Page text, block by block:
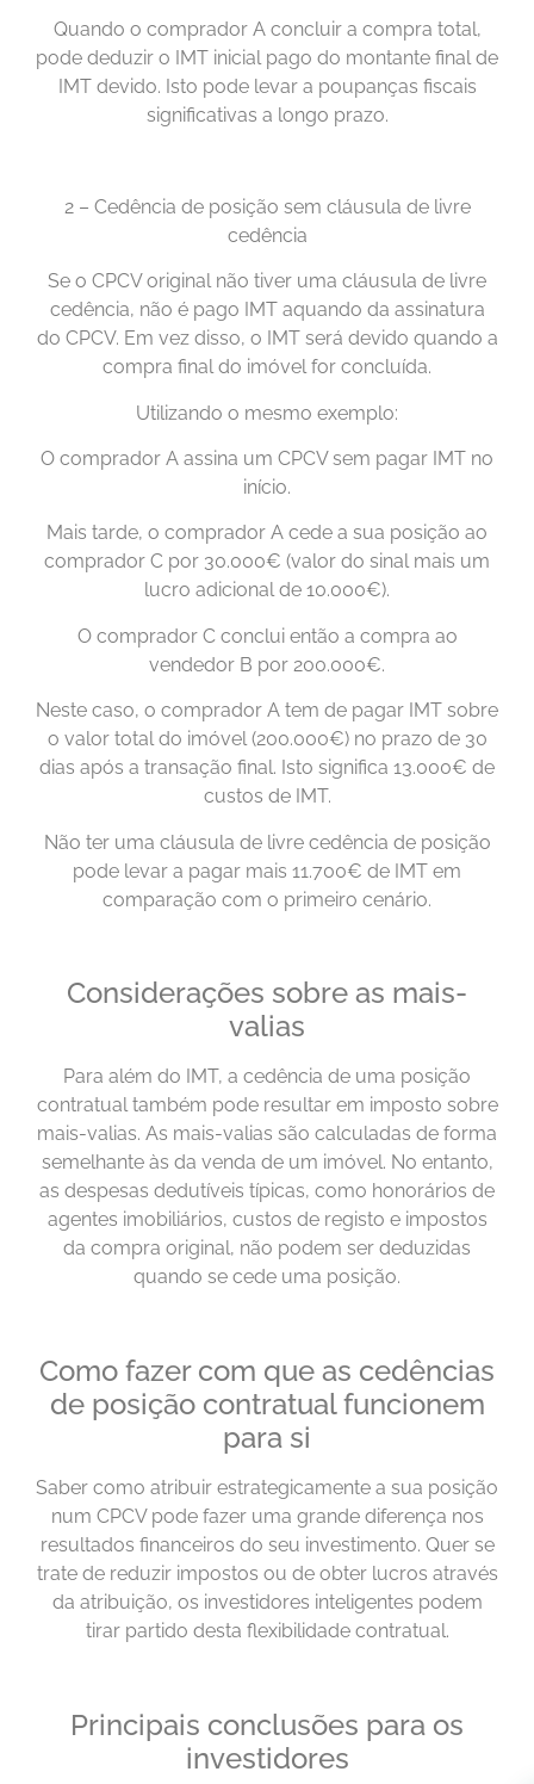
Quando o comprador A concluir a compra total,
pode deduzir o IMT inicial pago do montante final de
IMT devido. Isto pode levar a poupanças fiscais
significativas a longo prazo.
2 – Cedência de posição sem cláusula de livre
cedência
Se o CPCV original não tiver uma cláusula de livre
cedência, não é pago IMT aquando da assinatura
do CPCV. Em vez disso, o IMT será devido quando a
compra final do imóvel for concluída.
Utilizando o mesmo exemplo:
O comprador A assina um CPCV sem pagar IMT no
início.
Mais tarde, o comprador A cede a sua posição ao
comprador C por 30.000€ (valor do sinal mais um
lucro adicional de 10.000€).
O comprador C conclui então a compra ao
vendedor B por 200.000€.
Neste caso, o comprador A tem de pagar IMT sobre
o valor total do imóvel (200.000€) no prazo de 30
dias após a transação final. Isto significa 13.000€ de
custos de IMT.
Não ter uma cláusula de livre cedência de posição
pode levar a pagar mais 11.700€ de IMT em
comparação com o primeiro cenário.
Considerações sobre as mais-
valias
Para além do IMT, a cedência de uma posição
contratual também pode resultar em imposto sobre
mais-valias. As mais-valias são calculadas de forma
semelhante às da venda de um imóvel. No entanto,
as despesas dedutíveis típicas, como honorários de
agentes imobiliários, custos de registo e impostos
da compra original, não podem ser deduzidas
quando se cede uma posição.
Como fazer com que as cedências
de posição contratual funcionem
para si
Saber como atribuir estrategicamente a sua posição
num CPCV pode fazer uma grande diferença nos
resultados financeiros do seu investimento. Quer se
trate de reduzir impostos ou de obter lucros através
da atribuição, os investidores inteligentes podem
tirar partido desta flexibilidade contratual.
Principais conclusões para os
investidores